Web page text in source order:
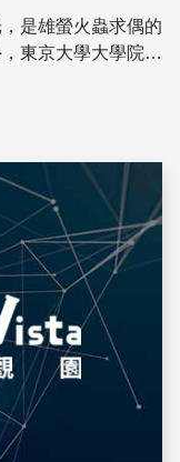
是雄螢火蟲求偶的
東京大學大學院理
，利用螢火蟲發光
儲存